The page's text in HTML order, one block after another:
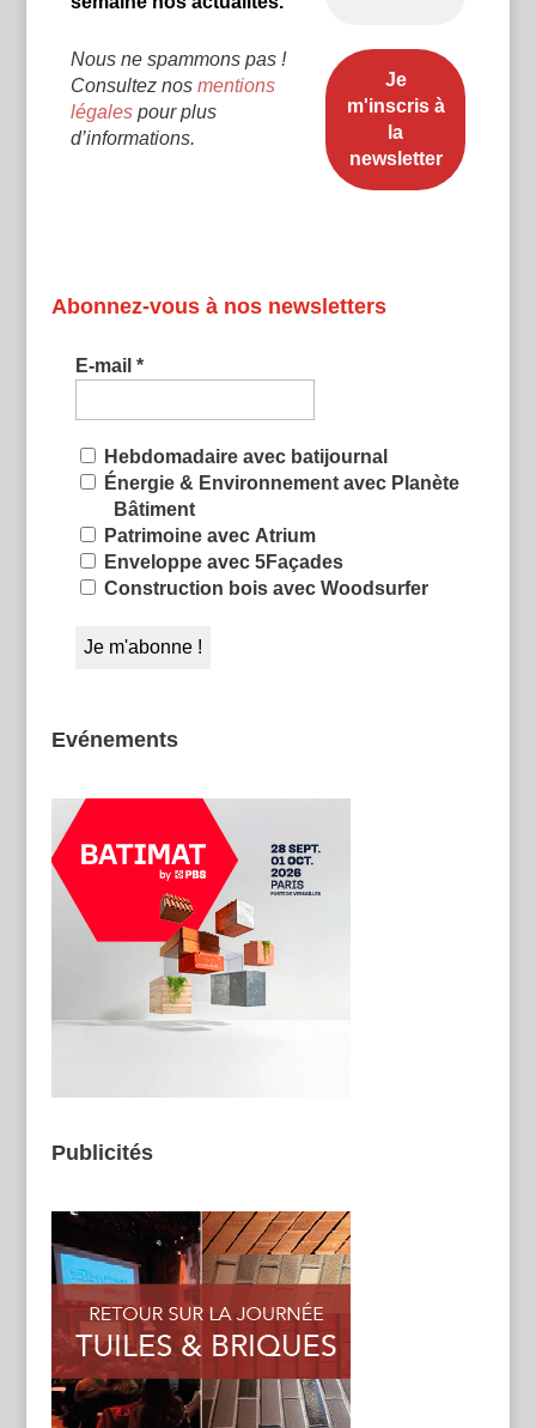
Nous ne spammons pas !
Consultez nos mentions
légalespour plus
d’informations.
Abonnez-vous à nos newsletters
E-mail *
Hebdomadaire avec batijournal
Énergie & Environnement avec Planète
Bâtiment
Patrimoine avec Atrium
Enveloppe avec 5Façades
Construction bois avec Woodsurfer
Evénements
Publicités